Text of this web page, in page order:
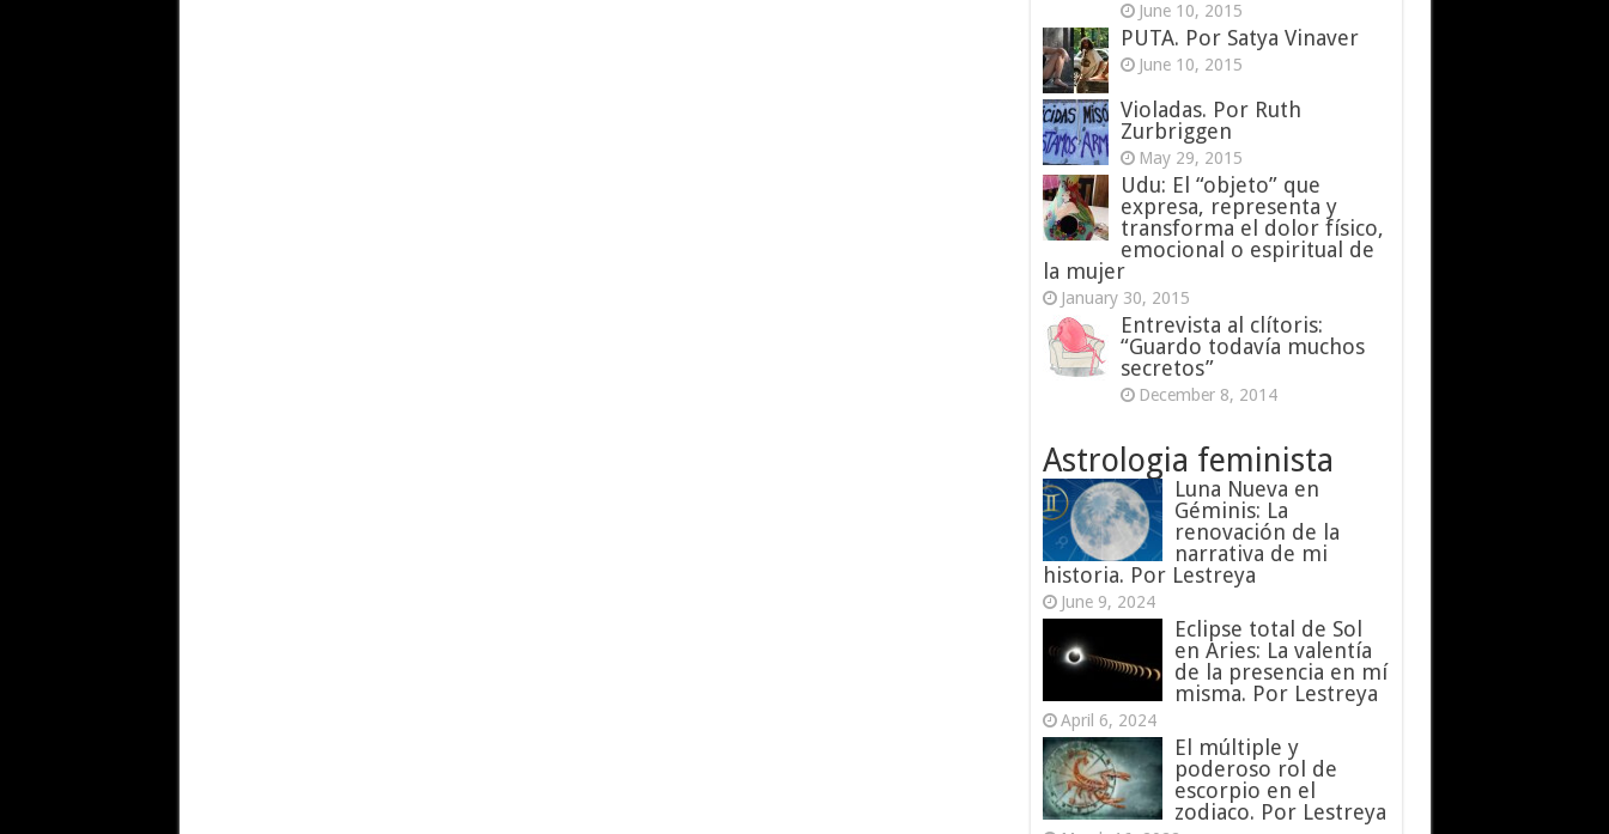
June 10, 2015
PUTA. Por Satya Vinaver
June 10, 2015
Violadas. Por Ruth
Zurbriggen
May 29, 2015
Udu: El “objeto” que
expresa, representa y
transforma el dolor físico,
emocional o espiritual de
la mujer
January 30, 2015
Entrevista al clítoris:
“Guardo todavía muchos
secretos”
December 8, 2014
Astrologia feminista
Luna Nueva en
Géminis: La
renovación de la
narrativa de mi
historia. Por Lestreya
June 9, 2024
Eclipse total de Sol
en Aries: La valentía
de la presencia en mí
misma. Por Lestreya
April 6, 2024
El múltiple y
poderoso rol de
escorpio en el
zodiaco. Por Lestreya